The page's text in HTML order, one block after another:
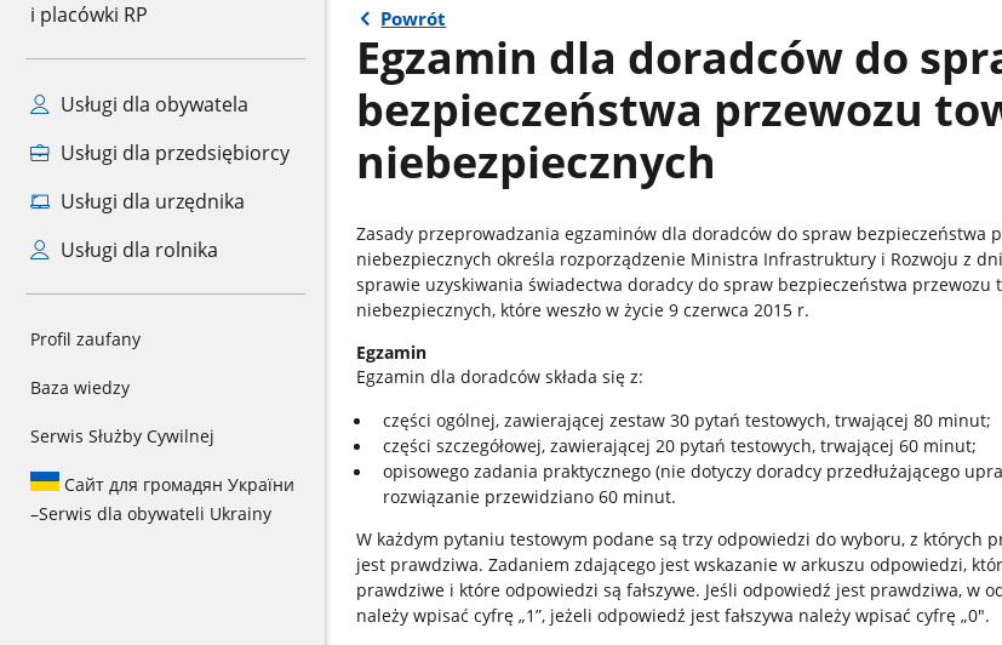
i placówki RP
Usługi dla obywatela
Usługi dla przedsiębiorcy
Usługi dla urzędnika
Usługi dla rolnika
Profil zaufany
Baza wiedzy
Serwis Służby Cywilnej
Сайт для громадян України
–Serwis dla obywateli Ukrainy
Powrót
Egzamin dla doradców do
bezpieczeństwa przewozu
niebezpiecznych
Zasady przeprowadzania egzaminów dla doradców do spraw bezpieczeństwa
niebezpiecznych określa rozporządzenie Ministra Infrastruktury i Rozwoju z
sprawie uzyskiwania świadectwa doradcy do spraw bezpieczeństwa przewozu
niebezpiecznych, które weszło w życie 9 czerwca 2015 r.
Egzamin
Egzamin dla doradców składa się z:
części ogólnej, zawierającej zestaw 30 pytań testowych, trwającej 80 minut;
części szczegółowej, zawierającej 20 pytań testowych, trwającej 60 minut;
opisowego zadania praktycznego (nie dotyczy doradcy przedłużającego
rozwiązanie przewidziano 60 minut.
W każdym pytaniu testowym podane są trzy odpowiedzi do wyboru, z których
jest prawdziwa. Zadaniem zdającego jest wskazanie w arkuszu odpowiedzi,
prawdziwe i które odpowiedzi są fałszywe. Jeśli odpowiedź jest prawdziwa, w
należy wpisać cyfrę „1”, jeżeli odpowiedź jest fałszywa należy wpisać cyfrę „0".